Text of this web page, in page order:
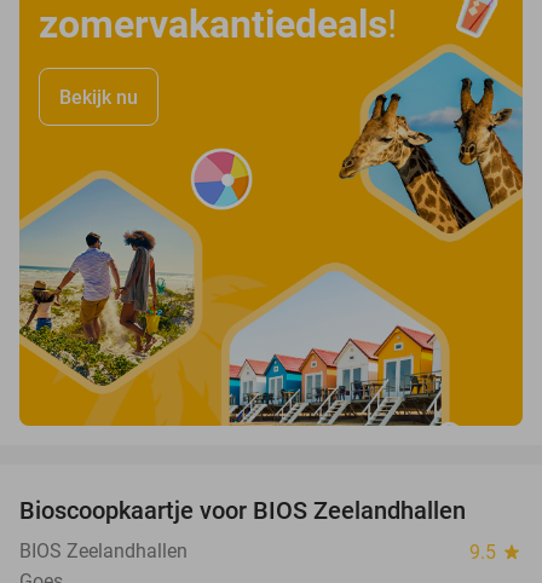
zomervakantiedeals!
Bekijk nu
Bioscoopkaartje voor BIOS Zeelandhallen
BIOS Zeelandhallen 9.5 star